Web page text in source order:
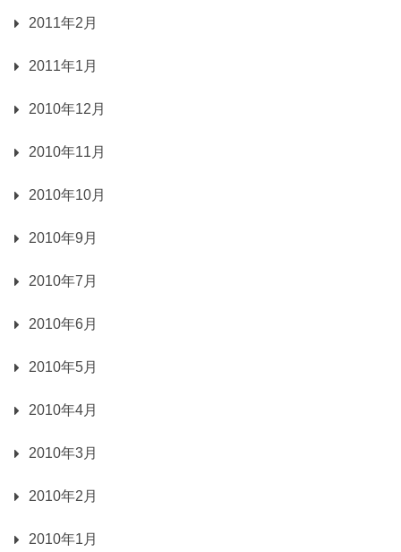
2011年2月
2011年1月
2010年12月
2010年11月
2010年10月
2010年9月
2010年7月
2010年6月
2010年5月
2010年4月
2010年3月
2010年2月
2010年1月